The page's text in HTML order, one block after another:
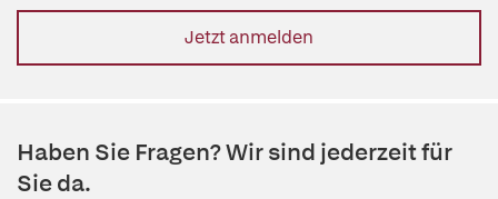
Jetzt anmelden
Haben Sie Fragen? Wir sind jederzeit für
Sie da.